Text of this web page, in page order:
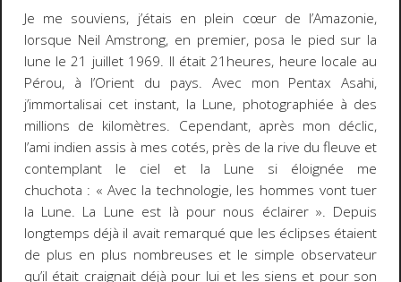
Je me souviens, j’étais en plein cœur de l’Amazonie,
lorsque Neil Amstrong, en premier, posa le pied sur la
lune le 21 juillet 1969. Il était 21heures, heure locale au
Pérou, à l’Orient du pays. Avec mon Pentax Asahi,
j’immortalisai cet instant, la Lune, photographiée à des
millions de kilomètres. Cependant, après mon déclic,
l’ami indien assis à mes cotés, près de la rive du fleuve et
contemplant le ciel et la Lune si éloignée me
chuchota : « Avec la technologie, les hommes vont tuer
la Lune. La Lune est là pour nous éclairer ». Depuis
longtemps déjà il avait remarqué que les éclipses étaient
de plus en plus nombreuses et le simple observateur
qu’il était craignait déjà pour lui et les siens et pour son